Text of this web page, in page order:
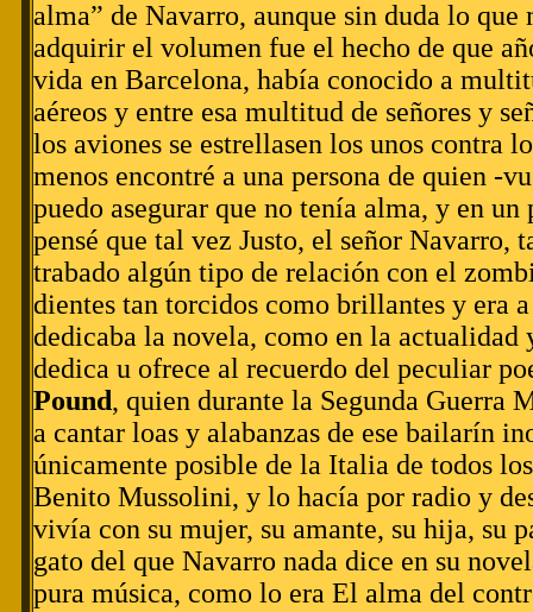
alma” de Navarro, aunque sin duda lo
adquirir el volumen fue el hecho de que
vida en Barcelona, había conocido a
aéreos y entre esa multitud de señores y
los aviones se estrellasen los unos contra
menos encontré a una persona de quien -
puedo asegurar que no tenía alma, y en
pensé que tal vez Justo, el señor Navarro,
trabado algún tipo de relación con el
dientes tan torcidos como brillantes y era
dedicaba la novela, como en la actualidad
dedica u ofrece al recuerdo del peculiar
Pound, quien durante la Segunda Guerra
a cantar loas y alabanzas de ese bailarín
únicamente posible de la Italia de todos
Benito Mussolini, y lo hacía por radio y
vivía con su mujer, su amante, su hija, su
gato del que Navarro nada dice en su
pura música, como lo era El alma del